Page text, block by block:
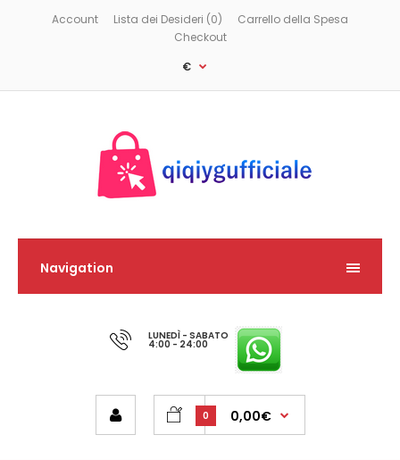
Account Lista dei Desideri (0)
Carrello della Spesa
Checkout
€
Navigation
LUNEDÌ - SABATO
4:00 - 24:00
0 0,00€